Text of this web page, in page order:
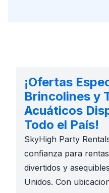
¡Ofertas
Brincolines y
Acuáticos
Todo el País!
SkyHigh Party
confianza para
divertidos y
Unidos. Con